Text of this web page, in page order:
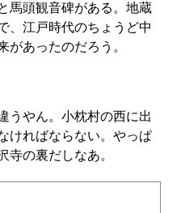
馬頭観音碑がある。地蔵
、江戸時代のちょうど中
があったのだろう。
うやん。小枕村の西に出
ければならない。やっぱ
寺の裏だしなあ。